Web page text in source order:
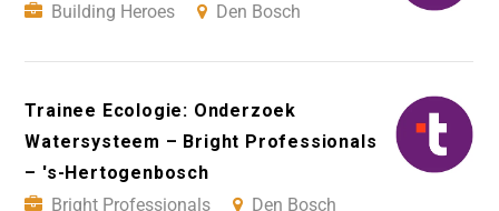
Building Heroes
Den Bosch
Trainee Ecologie: Onderzoek
Watersysteem – Bright Professionals
– 's-Hertogenbosch
Bright Professionals
Den Bosch